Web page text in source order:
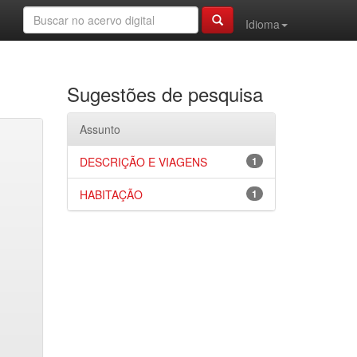
Idioma
Sugestões de pesquisa
Assunto
1
DESCRIÇÃO E VIAGENS
1
HABITAÇÃO